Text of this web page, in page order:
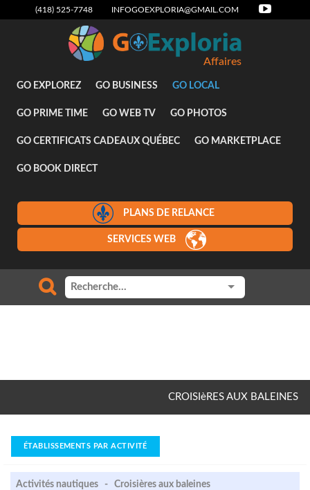
(418) 525-7748 INFOGOEXPLORIA@GMAIL.COM
Affaires
GO EXPLOREZ GO BUSINESS GO LOCAL
GO PRIME TIME GO WEB TV GO PHOTOS
GO CERTIFICATS CADEAUX QUÉBEC GO MARKETPLACE
GO BOOK DIRECT
PLANS DE RELANCE
SERVICES WEB
CROISIèRES AUX BALEINES
ÉTABLISSEMENTS PAR ACTIVITÉ
Activités nautiques - Croisières aux baleines